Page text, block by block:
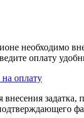
необходимо
оплату
оплату
задатка,